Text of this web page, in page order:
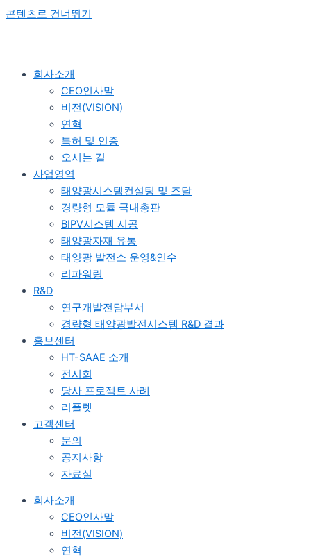
콘텐츠로 건너뛰기
회사소개
CEO인사말
비전(VISION)
연혁
특허 및 인증
오시는 길
사업영역
태양광시스템컨설팅 및 조달
경량형 모듈 국내총판
BIPV시스템 시공
태양광자재 유통
태양광 발전소 운영&인수
리파워링
R&D
연구개발전담부서
경량형 태양광발전시스템 R&D 결과
홍보센터
HT-SAAE 소개
전시회
당사 프로젝트 사례
리플렛
고객센터
문의
공지사항
자료실
회사소개
CEO인사말
비전(VISION)
연혁